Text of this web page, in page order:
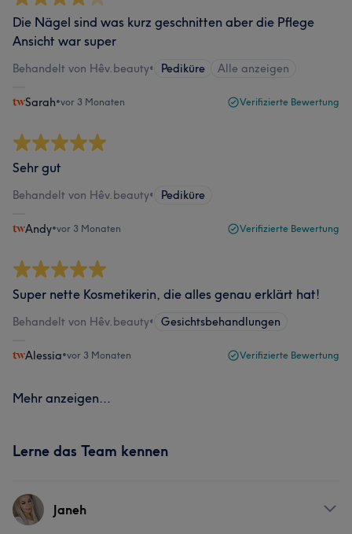
Die Nägel sind was kurz geschnitten aber die Pflege
Ansicht war super
Behandelt von Hêv.beauty• Pediküre Alle anzeigen
Sarah•vor 3 Monaten Verifizierte Bewertung
Sehr gut
Behandelt von Hêv.beauty• Pediküre
Andy•vor 3 Monaten Verifizierte Bewertung
Super nette Kosmetikerin, die alles genau erklärt hat!
Behandelt von Hêv.beauty• Gesichtsbehandlungen
Alessia•vor 3 Monaten Verifizierte Bewertung
Mehr anzeigen...
Lerne das Team kennen
Janeh